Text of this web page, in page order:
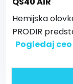
Hemijska
PRODIR
Pogledaj